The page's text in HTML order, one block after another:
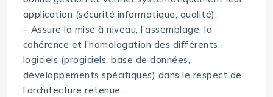
application (sécurité informatique, qualité).
– Assure la mise à niveau, l’assemblage, la
cohérence et l’homologation des différents
logiciels (progiciels, base de données,
développements spécifiques) dans le respect de
l’architecture retenue.